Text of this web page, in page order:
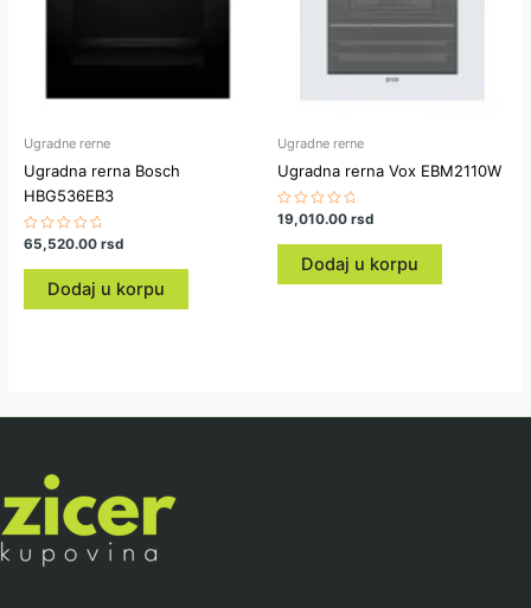
Ugradne rerne
Ugradna rerna Bosch
HBG536EB3
Ocenjeno
sa
0
65,520.00rsd
Dodaj u korpu
Ugradne rerne
Ugradna rerna Vox EBM2110W
Ocenjeno
sa
0
19,010.00 rsd
Dodaj u korpu